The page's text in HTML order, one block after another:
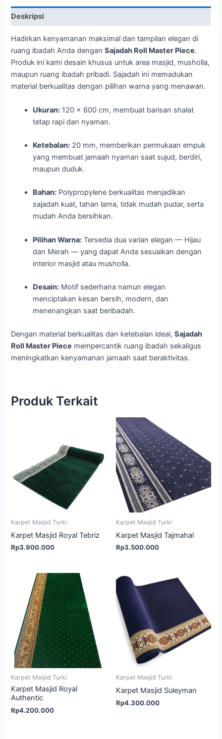
Deskripsi
Hadirkan kenyamanan maksimal dan tampilan elegan di
ruang ibadah Anda denganSajadah Roll Master Piece.
Produk ini kami desain khusus untuk area masjid, musholla,
maupun ruang ibadah pribadi. Sajadah ini memadukan
material berkualitas dengan pilihan warna yang menawan.
Ukuran: 120 x 600 cm, membuat barisan shalat
tetap rapi dan nyaman.
Ketebalan: 20 mm, memberikan permukaan empuk
yang membuat jamaah nyaman saat sujud, berdiri,
maupun duduk.
Bahan: Polypropylene berkualitas menjadikan
sajadah kuat, tahan lama, tidak mudah pudar, serta
mudah Anda bersihkan.
Pilihan Warna: Tersedia dua varian elegan — Hijau
dan Merah — yang dapat Anda sesuaikan dengan
interior masjid atau musholla.
Desain: Motif sederhana namun elegan
menciptakan kesan bersih, modern, dan
menenangkan saat beribadah.
Dengan material berkualitas dan ketebalan ideal,Sajadah
Roll Master Piece mempercantik ruang ibadah sekaligus
meningkatkan kenyamanan jamaah saat beraktivitas.
Produk Terkait
Karpet Masjid Turki
Karpet Masjid Royal Tebriz
Rp3.900.000
Karpet Masjid Turki
Karpet Masjid Tajmahal
Rp3.500.000
Karpet Masjid Turki
Karpet Masjid Royal
Authentic
Rp4.200.000
Karpet Masjid Turki
Karpet Masjid Suleyman
Rp4.300.000